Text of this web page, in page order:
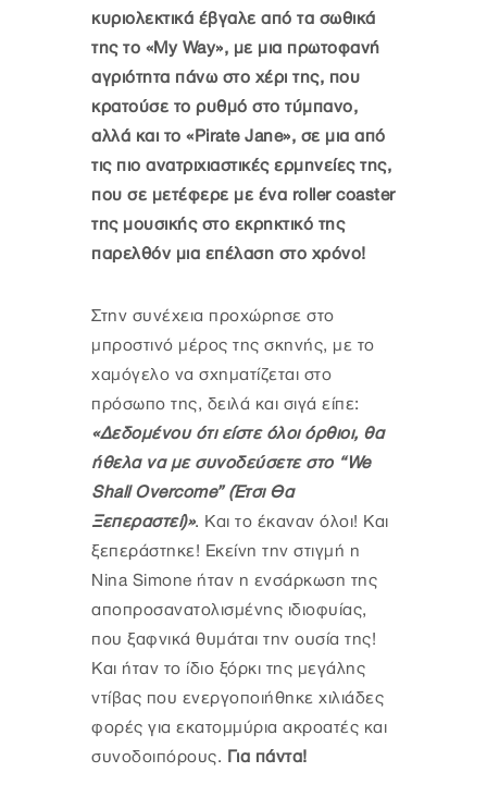
κυριολεκτικά έβγαλε από τα σωθικά
της το «My Way», με μια πρωτοφανή
αγριότητα πάνω στο χέρι της, που
κρατούσε το ρυθμό στο τύμπανο,
αλλά και το «Pirate Jane», σε μια από
τις πιο ανατριχιαστικές ερμηνείες της,
που σε μετέφερε με ένα roller coaster
της μουσικής στο εκρηκτικό της
παρελθόν μια επέλαση στο χρόνο!
Στην συνέχεια προχώρησε στο
μπροστινό μέρος της σκηνής, με το
χαμόγελο να σχηματίζεται στο
πρόσωπο της, δειλά και σιγά είπε:
«Δεδομένου ότι είστε όλοι όρθιοι, θα
ήθελα να με συνοδεύσετε στο “We
Shall Overcome” (Έτσι Θα
Ξεπεραστεί)». Και το έκαναν όλοι! Και
ξεπεράστηκε! Εκείνη την στιγμή η
Nina Simone ήταν η ενσάρκωση της
αποπροσανατολισμένης ιδιοφυίας,
που ξαφνικά θυμάται την ουσία της!
Και ήταν το ίδιο ξόρκι της μεγάλης
ντίβας που ενεργοποιήθηκε χιλιάδες
φορές για εκατομμύρια ακροατές και
συνοδοιπόρους. Για πάντα!